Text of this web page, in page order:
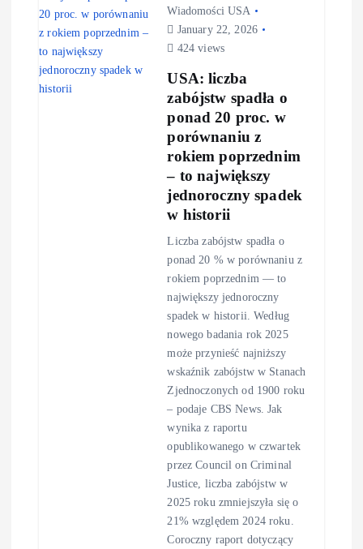
Wiadomości USA
January 22, 2026
424 views
USA: liczba
zabójstw spadła o
ponad 20 proc. w
porównaniu z
rokiem poprzednim
– to największy
jednoroczny spadek
w historii
Liczba zabójstw spadła o
ponad 20 % w porównaniu z
rokiem poprzednim — to
największy jednoroczny
spadek w historii. Według
nowego badania rok 2025
może przynieść najniższy
wskaźnik zabójstw w Stanach
Zjednoczonych od 1900 roku
– podaje CBS News. Jak
wynika z raportu
opublikowanego w czwartek
przez Council on Criminal
Justice, liczba zabójstw w
2025 roku zmniejszyła się o
21% względem 2024 roku.
Coroczny raport dotyczący